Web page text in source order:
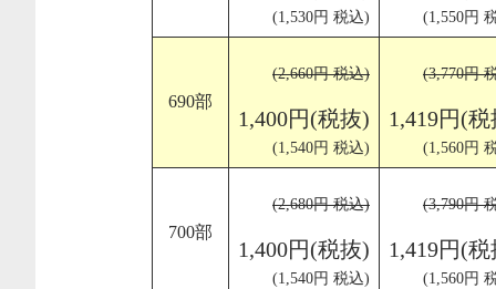
(1,530円 税込) (1,550円
690部
(2,660円 税込)
1,400円(税抜)
(1,540円 税込)
(3,770円
1,419円(
(1,560円
700部
(2,680円 税込)
1,400円(税抜)
(1,540円 税込)
(3,790円
1,419円(
(1,560円